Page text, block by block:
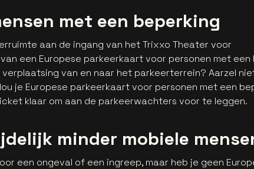
met een beperking
aan de ingang van het Trixxo Theater voor
een Europese parkeerkaart voor personen met een
van en naar het parkeerterrein? Aarzel
je Europese parkeerkaart voor personen met een
klaar om aan de parkeerwachters voor te leggen.
minder mobiele
een ongeval of een ingreep, maar heb je geen